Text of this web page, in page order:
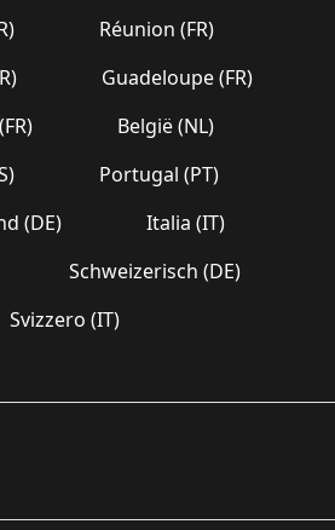
Réunion (FR)
Guadeloupe (FR)
België (NL)
Portugal (PT)
(DE)
Italia (IT)
Schweizerisch (DE)
Svizzero (IT)